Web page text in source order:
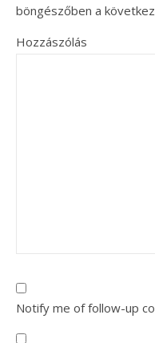
böngészőben a
Hozzászólás
Notify me of follow-up